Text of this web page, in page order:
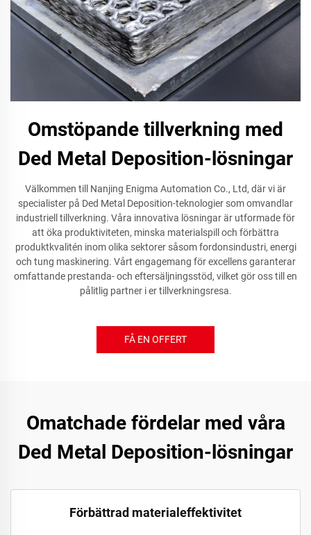
Omstöpande tillverkning med
Ded Metal Deposition-lösningar
Välkommen till Nanjing Enigma Automation Co., Ltd, där vi är
specialister på Ded Metal Deposition-teknologier som omvandlar
industriell tillverkning. Våra innovativa lösningar är utformade för
att öka produktiviteten, minska materialspill och förbättra
produktkvalitén inom olika sektorer såsom fordonsindustri, energi
och tung maskinering. Vårt engagemang för excellens garanterar
omfattande prestanda- och eftersäljningsstöd, vilket gör oss till en
pålitlig partner i er tillverkningsresa.
FÅ EN OFFERT
Omatchade fördelar med våra
Ded Metal Deposition-lösningar
Förbättrad materialeffektivitet